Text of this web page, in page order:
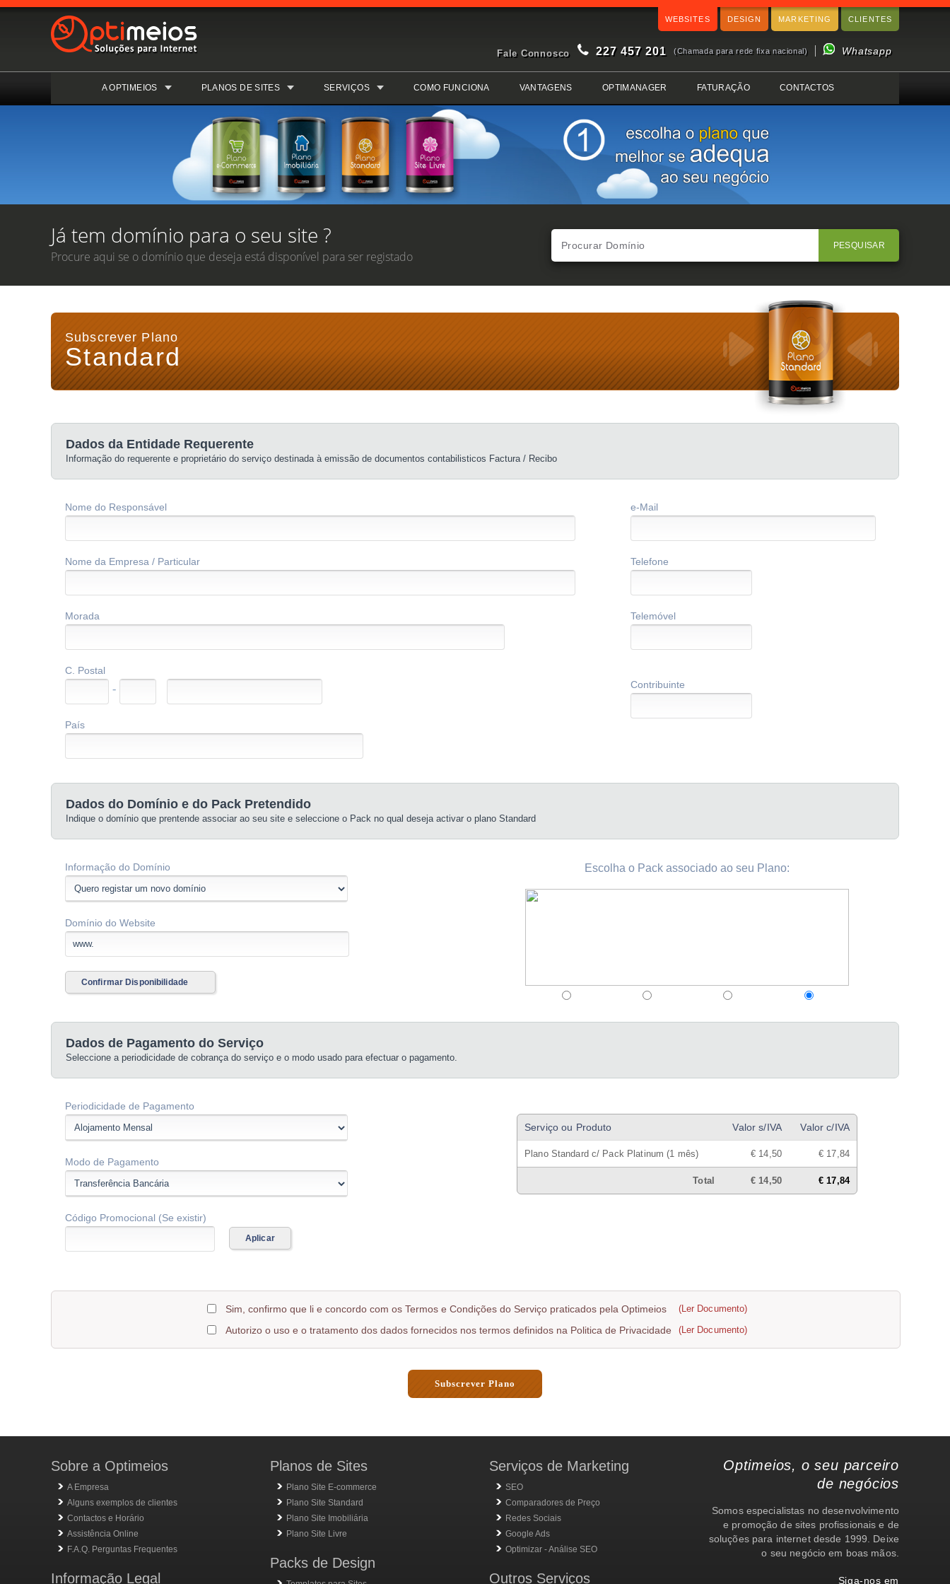
CLIENTES
MARKETING
DESIGN
WEBSITES
Fale Connosco 227 457 201 (Chamada para rede fixa nacional) Whatsapp
A OPTIMEIOS PLANOS DE SITES SERVIÇOS COMO FUNCIONA VANTAGENS OPTIMANAGER FATURAÇÃO CONTACTOS
Já tem domínio para o seu site ?
Procure aqui se o domínio que deseja está disponível para ser registado
PESQUISAR
Subscrever Plano
Standard
Dados da Entidade Requerente
Informação do requerente e proprietário do serviço destinada à emissão de documentos contabilisticos Factura / Recibo
Nome do Responsável
Nome da Empresa / Particular
Morada
C. Postal
-
País
e-Mail
Telefone
Telemóvel
Contribuinte
Dados do Domínio e do Pack Pretendido
Indique o domínio que prentende associar ao seu site e seleccione o Pack no qual deseja activar o plano Standard
Informação do Domínio
Domínio do Website
Confirmar Disponibilidade
Escolha o Pack associado ao seu Plano:
Dados de Pagamento do Serviço
Seleccione a periodicidade de cobrança do serviço e o modo usado para efectuar o pagamento.
Periodicidade de Pagamento
Modo de Pagamento
Código Promocional (Se existir)
Aplicar
Sim, confirmo que li e concordo com os Termos e Condições do Serviço praticados pela Optimeios (Ler Documento)
Autorizo o uso e o tratamento dos dados fornecidos nos termos definidos na Politica de Privacidade (Ler Documento)
Subscrever Plano
Sobre a Optimeios
A Empresa
Alguns exemplos de clientes
Contactos e Horário
Assistência Online
F.A.Q. Perguntas Frequentes
Informação Legal
Planos de Sites
Plano Site E-commerce
Plano Site Standard
Plano Site Imobiliária
Plano Site Livre
Packs de Design
Serviços de Marketing
SEO
Comparadores de Preço
Redes Sociais
Google Ads
Optimizar - Análise SEO
Outros Serviços
Optimeios, o seu parceiro
de negócios
Somos especialistas no desenvolvimento
e promoção de sites profissionais e de
soluções para internet desde 1999. Deixe
o seu negócio em boas mãos.
Siga-nos em